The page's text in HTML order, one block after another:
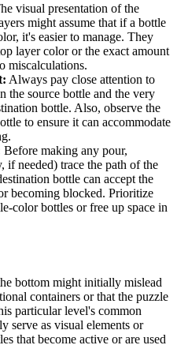
visual presentation of the
might assume that if a bottle
it's easier to manage. They
layer color or the exact amount
miscalculations.
Always pay close attention to
the source bottle and the very
bottle. Also, observe the
to ensure it can accommodate
Before making any pour,
if needed) trace the path of the
bottle can accept the
becoming blocked. Prioritize
color bottles or free up space in
bottom might initially mislead
containers or that the puzzle
particular level's common
serve as visual elements or
that become active or are used